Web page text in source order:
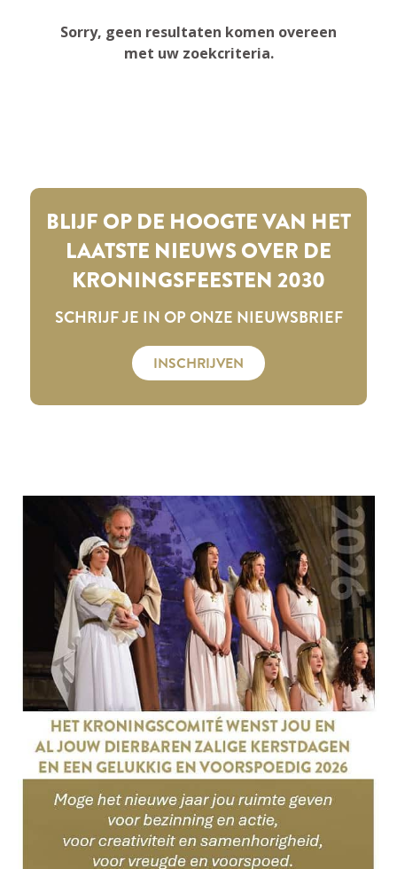
Sorry, geen resultaten komen overeen
met uw zoekcriteria.
BLIJF OP DE HOOGTE VAN HET
LAATSTE NIEUWS OVER DE
KRONINGSFEESTEN 2030
SCHRIJF JE IN OP ONZE NIEUWSBRIEF
INSCHRIJVEN